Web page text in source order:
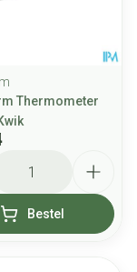
Thermometer
Bestel